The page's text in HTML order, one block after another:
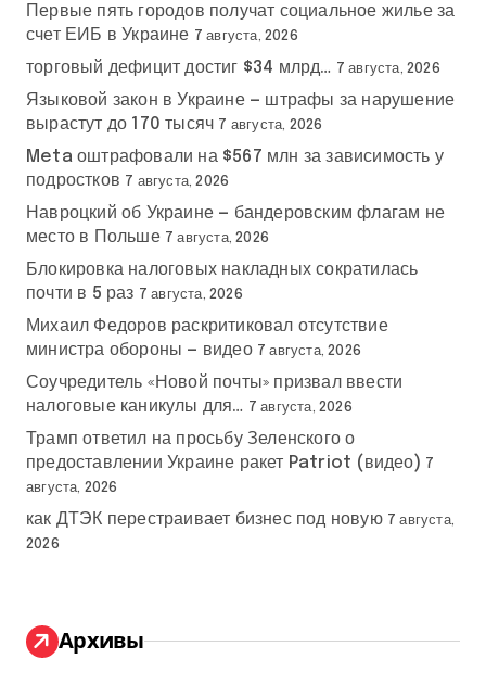
Первые пять городов получат социальное жилье за
счет ЕИБ в Украине 7 августа, 2026
торговый дефицит достиг $34 млрд… 7 августа, 2026
Языковой закон в Украине — штрафы за нарушение
вырастут до 170 тысяч 7 августа, 2026
Meta оштрафовали на $567 млн за зависимость у
подростков 7 августа, 2026
Навроцкий об Украине — бандеровским флагам не
место в Польше 7 августа, 2026
Блокировка налоговых накладных сократилась
почти в 5 раз 7 августа, 2026
Михаил Федоров раскритиковал отсутствие
министра обороны — видео 7 августа, 2026
Соучредитель «Новой почты» призвал ввести
налоговые каникулы для… 7 августа, 2026
Трамп ответил на просьбу Зеленского о
предоставлении Украине ракет Patriot (видео) 7
августа, 2026
как ДТЭК перестраивает бизнес под новую 7 августа,
2026
Архивы